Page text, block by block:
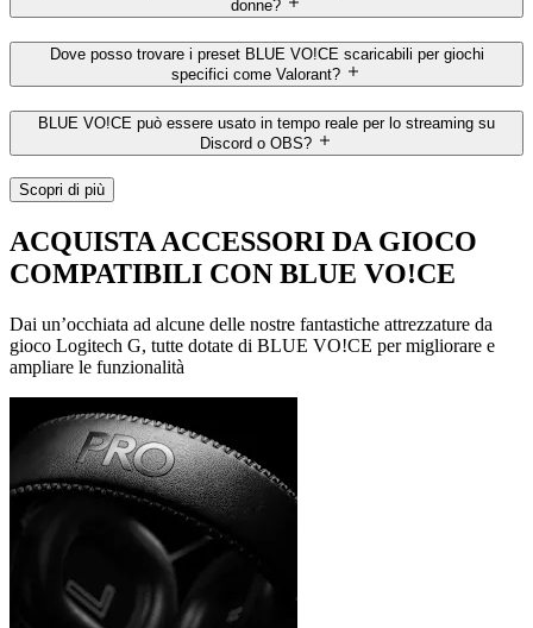
donne?
Dove posso trovare i preset BLUE VO!CE scaricabili per giochi
specifici come Valorant?
BLUE VO!CE può essere usato in tempo reale per lo streaming su
Discord o OBS?
Scopri di più
ACQUISTA ACCESSORI DA GIOCO
COMPATIBILI CON BLUE VO!CE
Dai un’occhiata ad alcune delle nostre fantastiche attrezzature da
gioco Logitech G, tutte dotate di BLUE VO!CE per migliorare e
ampliare le funzionalità